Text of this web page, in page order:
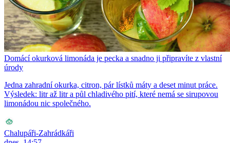
Domácí okurková limonáda je pecka a snadno ji připravíte z vlastní
úrody
Jedna zahradní okurka, citron, pár lístků máty a deset minut práce.
Výsledek: litr až litr a půl chladivého pití, které nemá se sirupovou
limonádou nic společného.
Chalupáři-Zahrádkáři